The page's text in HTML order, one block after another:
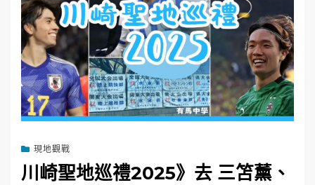
現地觀戰
川崎聖地巡禮2025》去 三笘薰、